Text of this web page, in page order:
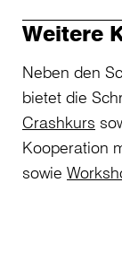
Weitere
Neben den
bietet die
Crashkurs
Kooperation
sowie